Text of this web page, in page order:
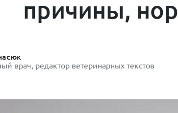
причины,
врач, редактор ветеринарных текстов